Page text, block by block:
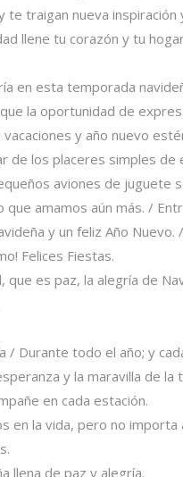
traigan nueva inspiración
llene tu corazón y tu
en esta temporada
la oportunidad de
y año nuevo
de los placeres simples de
aviones de juguete
que amamos aún más. /
y un feliz Año Nuevo.
Felices Fiestas.
es paz, la alegría de
/ Durante todo el año; y
y la maravilla de la
en cada estación.
en la vida, pero no importa
llena de paz y alegría.